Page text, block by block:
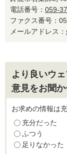
電話番号： 059-
ファクス番号：
メールアドレス：
より良いウ
意見をお聞
お求めの情報は
充分だった
ふつう
足りなかった